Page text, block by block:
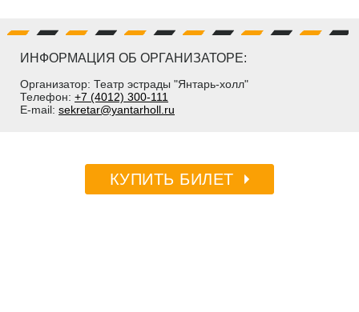
ИНФОРМАЦИЯ ОБ ОРГАНИЗАТОРЕ:
Организатор: Театр эстрады "Янтарь-холл"
Телефон: +7 (4012) 300-111
E-mail: sekretar@yantarholl.ru
КУПИТЬ БИЛЕТ